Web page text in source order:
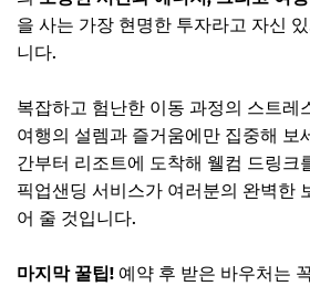
을 사는 가장 현명한 투자라고 자신
니다.
복잡하고 험난한 이동 과정의 스트레
여행의 설렘과 즐거움에만 집중해 보
간부터 리조트에 도착해 웰컴 드링크
픽업샌딩 서비스가 여러분의 완벽한
어 줄 것입니다.
마지막 꿀팁! 예약 후 받은 바우처는